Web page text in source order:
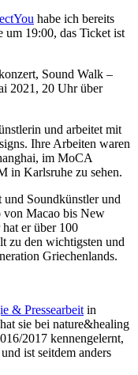
habe ich bereits
um 19:00, das Ticket ist
Sound Walk –
2021, 20 Uhr über
und arbeitet mit
Ihre Arbeiten waren
im MoCA
in Karlsruhe zu sehen.
Soundkünstler und
von Macao bis New
er über 100
zu den wichtigsten und
Griechenlands.
& Pressearbeit in
sie bei nature&healing
2017 kennengelernt,
ist seitdem anders